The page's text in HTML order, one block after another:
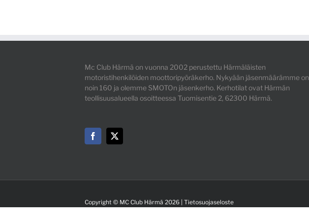
Mc Club Härmä on vuonna 2002 perustettu Härmäläisten
motoristihenkilöiden moottoripyöräkerho. Nykyään jäsenmäärämme on
noin 160 ja olemme SMOTOn jäsenkerho. Kerhotilat ovat Härmän
teollisuusalueella osoitteessa Tuomisentie 2, 62300 Härmä.
Copyright © MC Club Härmä 2026 | Tietosuojaseloste